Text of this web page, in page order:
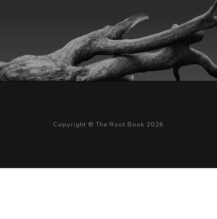
Copyright © The Root Book 2026